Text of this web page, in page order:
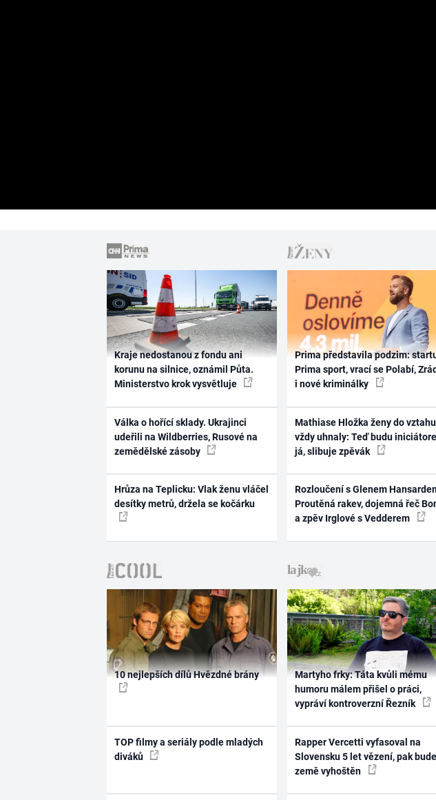
Kraje nedostanou z fondu ani
korunu na silnice, oznámil Půta.
Ministerstvo krok vysvětluje
Válka o hořící sklady. Ukrajinci
udeřili na Wildberries, Rusové na
zemědělské zásoby
Hrůza na Teplicku: Vlak ženu vláčel
desítky metrů, držela se kočárku
Prima představila podzim:
Prima sport, vrací se Polabí,
i nové kriminálky
Mathiase Hložka ženy do vztahu
vždy uhnaly: Teď budu
já, slibuje zpěvák
Rozloučení s Glenem
Proutěná rakev, dojemná řeč
a zpěv Irglové s Vedderem
10 nejlepších dílů Hvězdné brány
TOP filmy a seriály podle mladých
diváků
Martyho frky: Táta kvůli mému
humoru málem přišel o práci,
vypráví kontroverzní Řezník
Rapper Vercetti vyfasoval na
Slovensku 5 let vězení, pak
země vyhoštěn